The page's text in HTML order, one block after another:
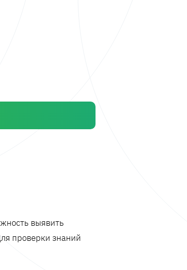
выявить
проверки знаний